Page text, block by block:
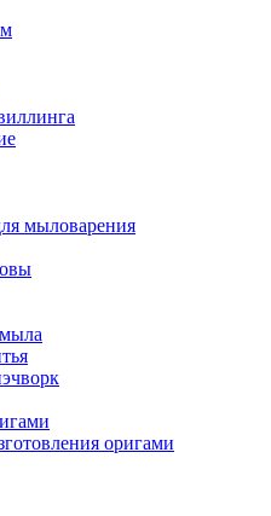
мыловарения
оригами